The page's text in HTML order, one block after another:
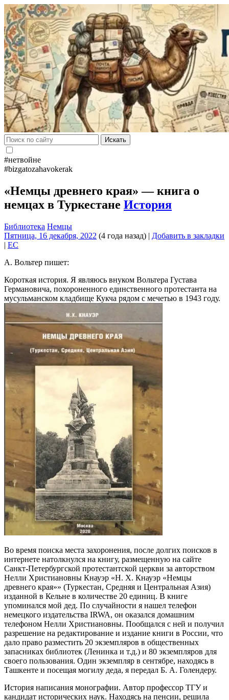
Искать
#нетвойне
#bizgatozahavokerak
«Немцы древнего края» — книга о
немцах в Туркестане История
Библиотека Немцы
Пятница, 16 декабря, 2022 (4 года назад) | Добавить в закладки
| EC
А. Вольтер пишет:
Короткая история. Я являюсь внуком Вольтера Густава
Германовича, похороненного единственного протестанта на
мусульманском кладбище Кукча рядом с мечетью в 1943 году.
Во время поиска места захоронения, после долгих поисков в
интернете натолкнулся на книгу, размещенную на сайте
Санкт-Петербургской протестантской церкви за авторством
Нелли Христиановны Кнауэр «Н. Х. Кнауэр «Немцы
древнего края»» (Туркестан, Средняя и Центральная Азия)
изданной в Кельне в количестве 20 единиц. В книге
упоминался мой дед. По случайности я нашел телефон
немецкого издательства IRWA, он оказался домашним
телефоном Нелли Христиановны. Пообщался с ней и получил
разрешение на редактирование и издание книги в России, что
дало право разместить 20 экземпляров в общественных
запасниках библиотек (Ленинка и т.д.) и 80 экземпляров для
своего пользования. Один экземпляр в сентябре, находясь в
Ташкенте и посещая могилу деда, я передал Б. А. Голендеру.
История написания монографии. Автор профессор ТГУ и
кандидат исторических наук. Находясь на пенсии, решила